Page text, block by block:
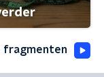
fragmenten